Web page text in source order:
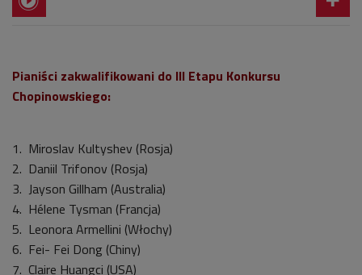
Pianiści zakwalifikowani do III Etapu Konkursu
Chopinowskiego:
1. Miroslav Kultyshev (Rosja)
2. Daniil Trifonov (Rosja)
3. Jayson Gillham (Australia)
4. Hélene Tysman (Francja)
5. Leonora Armellini (Włochy)
6. Fei- Fei Dong (Chiny)
7. Claire Huangci (USA)